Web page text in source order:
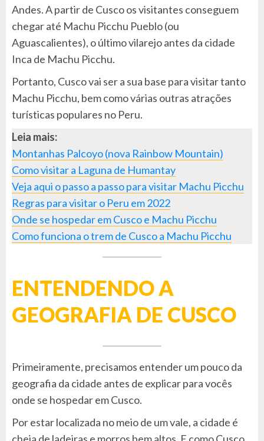
Andes. A partir de Cusco os visitantes conseguem
chegar até Machu Picchu Pueblo (ou
Aguascalientes), o último vilarejo antes da cidade
Inca de Machu Picchu.
Portanto, Cusco vai ser a sua base para visitar tanto
Machu Picchu, bem como várias outras atrações
turísticas populares no Peru.
Leia mais:
Montanhas Palcoyo (nova Rainbow Mountain)
Como visitar a Laguna de Humantay
Veja aqui o passo a passo para visitar Machu Picchu
Regras para visitar o Peru em 2022
Onde se hospedar em Cusco e Machu Picchu
Como funciona o trem de Cusco a Machu Picchu
ENTENDENDO A
GEOGRAFIA DE CUSCO
Primeiramente, precisamos entender um pouco da
geografia da cidade antes de explicar para vocês
onde se hospedar em Cusco.
Por estar localizada no meio de um vale, a cidade é